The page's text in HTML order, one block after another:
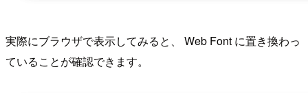
実際にブラウザで表示してみると、 Web Font に置き換わっ
ていることが確認できます。